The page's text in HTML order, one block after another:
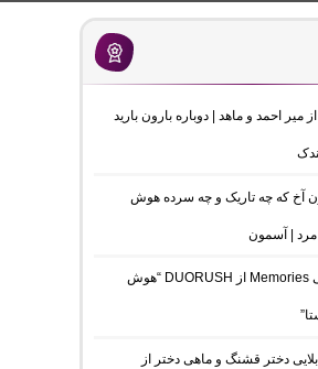
میر احمد و ماهد | دوباره بارون بارید
آخ که چه تاریک و چه سرده هوش
| آسمون
دانلود آهنگ خارجی Memories از DUORUSH “هوش
بلایی دختر قشنگ و ماهی دختر از